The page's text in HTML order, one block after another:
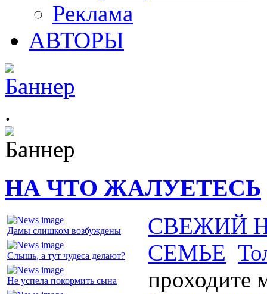
Реклама
АВТОРЫ
.
НА ЧТО ЖАЛУЕТЕСЬ
Дамы слишком возбуждены
Слышь, а тут чудеса делают?
Не успела покормить сына
СВЕЖИЙ
СЕМЬЕ
проходите